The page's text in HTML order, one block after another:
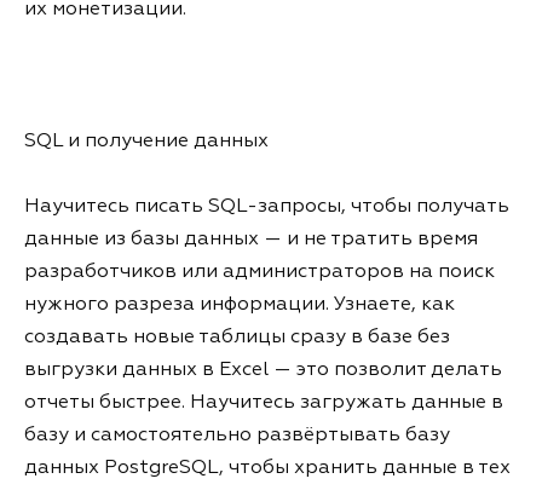
их монетизации.
SQL и получение данных
Научитесь писать SQL-запросы, чтобы получать
данные из базы данных — и не тратить время
разработчиков или администраторов на поиск
нужного разреза информации. Узнаете, как
создавать новые таблицы сразу в базе без
выгрузки данных в Excel — это позволит делать
отчеты быстрее. Научитесь загружать данные в
базу и самостоятельно развёртывать базу
данных PostgreSQL, чтобы хранить данные в тех